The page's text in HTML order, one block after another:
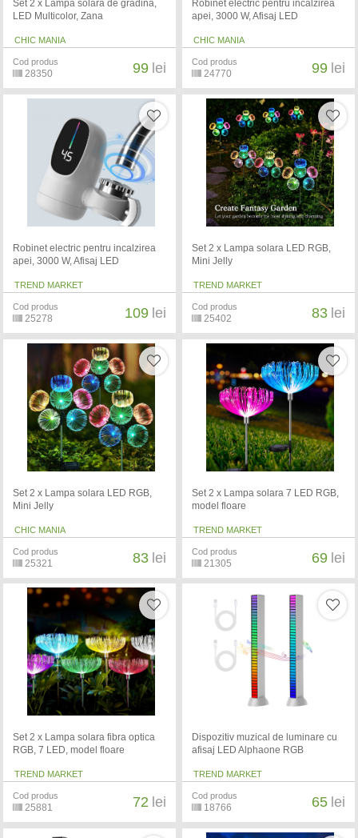
Set 2 x Lampa solara de gradina,
LED Multicolor, Zana
CHIC MANIA
Cod produs
28350 99 lei
Robinet electric pentru incalzirea
apei, 3000 W, Afisaj LED
CHIC MANIA
Cod produs
24770 99 lei
Robinet electric pentru incalzirea
apei, 3000 W, Afisaj LED
TREND MARKET
Cod produs
25278 109 lei
Set 2 x Lampa solara LED RGB,
Mini Jelly
TREND MARKET
Cod produs
25402 83 lei
Set 2 x Lampa solara LED RGB,
Mini Jelly
CHIC MANIA
Cod produs
25321 83 lei
Set 2 x Lampa solara 7 LED RGB,
model floare
TREND MARKET
Cod produs
21305 69 lei
Set 2 x Lampa solara fibra optica
RGB, 7 LED, model floare
TREND MARKET
Cod produs
25881 72 lei
Dispozitiv muzical de luminare cu
afisaj LED Alphaone RGB
TREND MARKET
Cod produs
18766 65 lei